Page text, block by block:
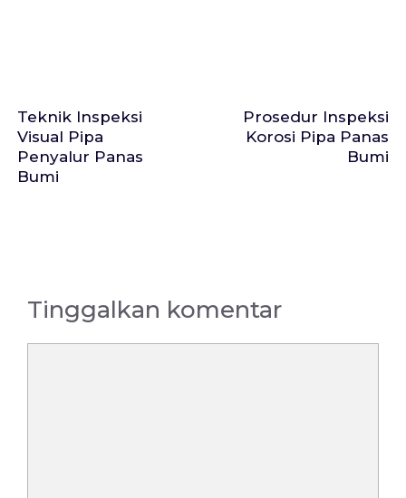
Teknik Inspeksi
Visual Pipa
Penyalur Panas
Bumi
Prosedur Inspeksi
Korosi Pipa Panas
Bumi
Tinggalkan komentar